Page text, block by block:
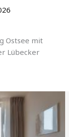
Ostsee mit
Lübecker